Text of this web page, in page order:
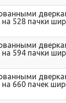
528 пачки
594 пачки
660 пачек